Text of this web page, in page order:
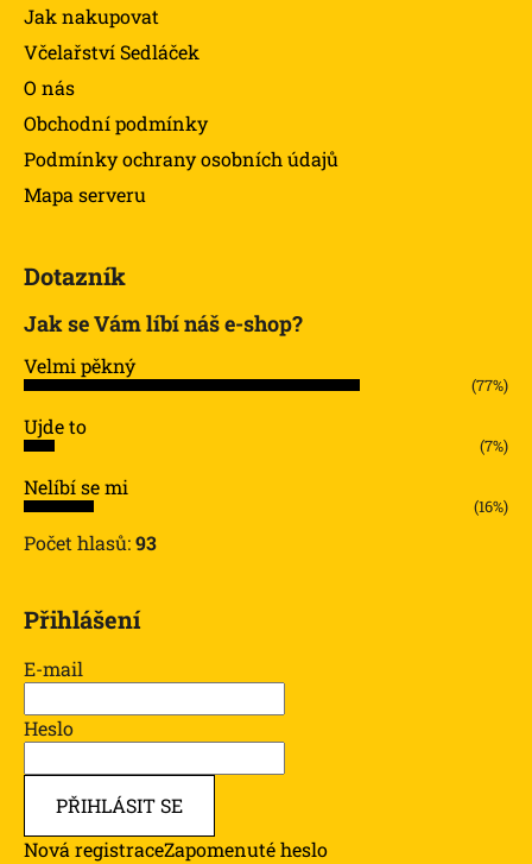
Jak nakupovat
Včelařství Sedláček
O nás
Obchodní podmínky
Podmínky ochrany osobních údajů
Mapa serveru
Dotazník
Jak se Vám líbí náš e-shop?
Velmi pěkný
(77%)
Ujde to
(7%)
Nelíbí se mi
(16%)
Počet hlasů:93
Přihlášení
E-mail
Heslo
PŘIHLÁSIT SE
Nová registraceZapomenuté heslo